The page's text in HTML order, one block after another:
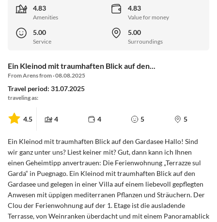
4.83
Amenities
4.83
Value for money
5.00
Service
5.00
Surroundings
Ein Kleinod mit traumhaften Blick auf den...
From Arens from · 08.08.2025
Travel period: 31.07.2025
traveling as:
4.5 4 4 5 5
Ein Kleinod mit traumhaften Blick auf den Gardasee Hallo! Sind
wir ganz unter uns? Liest keiner mit? Gut, dann kann ich Ihnen
einen Geheimtipp anvertrauen: Die Ferienwohnung „Terrazze sul
Garda“ in Puegnago. Ein Kleinod mit traumhaften Blick auf den
Gardasee und gelegen in einer Villa auf einem liebevoll gepflegten
Anwesen mit üppigen mediterranen Pflanzen und Sträuchern. Der
Clou der Ferienwohnung auf der 1. Etage ist die ausladende
Terrasse, von Weinranken überdacht und mit einem Panoramablick